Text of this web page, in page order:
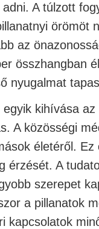
A túlzott
örömöt
az
összhangban
nyugalmat
kihívása az
A közösségi
életéről. Ez
érzését. A
szerepet
a pillanatok
kapcsolatok